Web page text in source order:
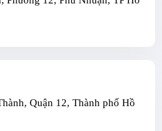
Quận 12, Thành phố Hồ